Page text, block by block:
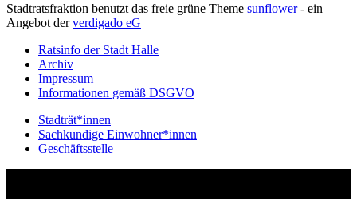
Stadtratsfraktion benutzt das freie grüne Theme sunflower‐ ein
Angebot derverdigado eG
Ratsinfo der Stadt Halle
Archiv
Impressum
Informationen gemäß DSGVO
Stadträt*innen
Sachkundige Einwohner*innen
Geschäftsstelle